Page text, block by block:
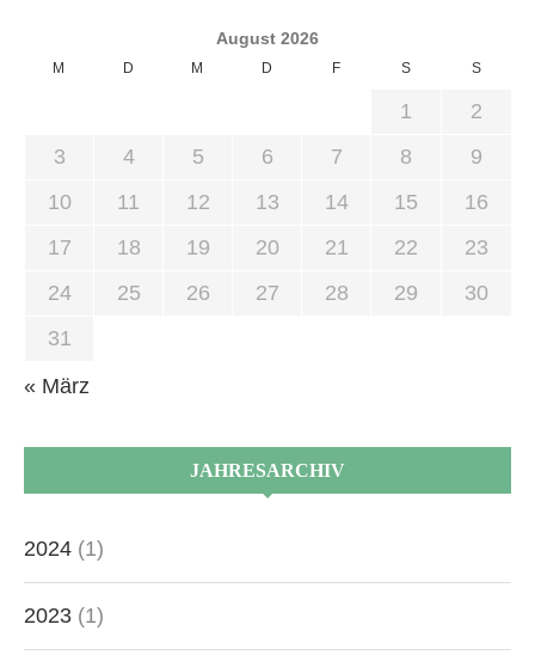
August 2026
M D M D F S S
1
2
3
4 5 6 7 8
9
10
11 12 13 14 15
16
17
18 19 20 21 22
23
24
25 26 27 28 29
30
31
« März
JAHRESARCHIV
2024 (1)
2023 (1)